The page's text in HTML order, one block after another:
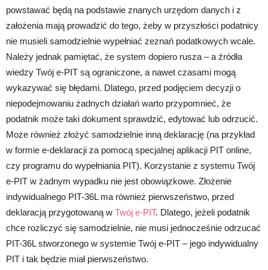
powstawać będą na podstawie znanych urzędom danych i z
założenia mają prowadzić do tego, żeby w przyszłości podatnicy
nie musieli samodzielnie wypełniać zeznań podatkowych wcale.
Należy jednak pamiętać, że system dopiero rusza – a źródła
wiedzy Twój e-PIT są ograniczone, a nawet czasami mogą
wykazywać się błędami. Dlatego, przed podjęciem decyzji o
niepodejmowaniu żadnych działań warto przypomnieć, że
podatnik może taki dokument sprawdzić, edytować lub odrzucić.
Może również złożyć samodzielnie inną deklarację (na przykład
w formie e-deklaracji za pomocą specjalnej aplikacji PIT online,
czy programu do wypełniania PIT). Korzystanie z systemu Twój
e-PIT w żadnym wypadku nie jest obowiązkowe. Złożenie
indywidualnego PIT-36L ma również pierwszeństwo, przed
deklaracją przygotowaną w Twój e-PIT. Dlatego, jeżeli podatnik
chce rozliczyć się samodzielnie, nie musi jednocześnie odrzucać
PIT-36L stworzonego w systemie Twój e-PIT – jego indywidualny
PIT i tak będzie miał pierwszeństwo.